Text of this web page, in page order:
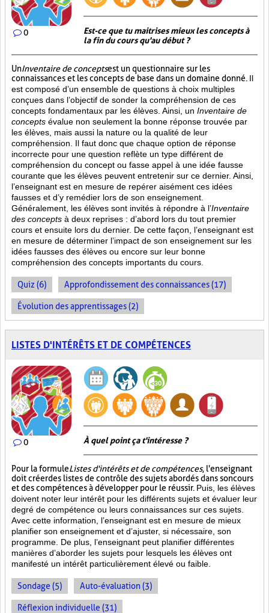
0
Est-ce que tu maitrises mieux les concepts à
la fin du cours qu'au début ?
UnInventaire de conceptsest un questionnaire sur les
connaissances et les concepts de base dans un domaine donné. Il
est composé d’un ensemble de questions à choix multiples
conçues dans l’objectif de sonder la compréhension de ces
concepts fondamentaux par les élèves. Ainsi, un Inventaire de
concepts évalue non seulement la bonne réponse trouvée par
les élèves, mais aussi la nature ou la qualité de leur
compréhension. Il faut donc que chaque option de réponse
incorrecte pour une question reflète un type différent de
compréhension du concept ou fasse appel à une idée fausse
courante que les élèves peuvent entretenir sur ce dernier. Ainsi,
l’enseignant est en mesure de repérer aisément ces idées
fausses et d’y remédier lors de son enseignement.
Généralement, les élèves sont invités à répondre à l’Inventaire
des concepts à deux reprises : d’abord lors du tout premier
cours et ensuite lors du dernier. De cette façon, l’enseignant est
en mesure de déterminer l’impact de son enseignement sur les
idées fausses des élèves ou encore sur leur bonne
compréhension des concepts importants du cours.
Quiz (6) Approfondissement des connaissances (17)
Évolution des apprentissages (2)
LISTES D'INTÉRÊTS ET DE COMPÉTENCES
0 À quel point ça t'intéresse ?
Pour la formuleListes d'intérêts et de compétences, l'enseignant
doit créer des listes de contrôle des sujets abordés dans son cours
et des compétences à développer pour le réussir. Puis, les élèves
doivent noter leur intérêt pour les différents sujets et évaluer leur
degré de compétence ou leurs connaissances sur ces sujets.
Avec cette information, l’enseignant est en mesure de mieux
planifier son enseignement et d’ajuster, si nécessaire, son
programme. De plus, l’enseignant peut planifier différentes
manières d’aborder les sujets pour lesquels les élèves ont
manifesté un intérêt particulièrement élevé ou faible.
Sondage (5) Auto-évaluation (3)
Réflexion individuelle (31)